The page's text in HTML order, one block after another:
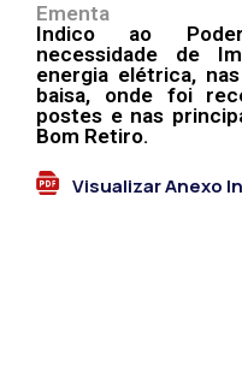
Ementa
Indico ao
necessidade de
energia elétrica,
baisa, onde foi
postes e nas
Bom Retiro.
Visualizar Anexo